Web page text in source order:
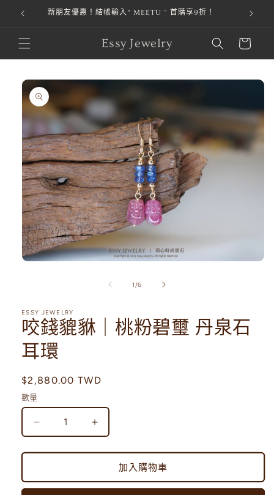
跳至內容新朋友優惠！結帳輸入“ MEETU ” 首購享9折！
Essy Jewelry
物
車
略過產品
資訊
窗
中
開
啟
體
檔
案
1 //6
ESSY JEWELRY
咬錢貔貅｜桃粉碧璽 丹泉石
耳環
定
價
$2,880.00 TWD
數量
貅
貅
加入購物車